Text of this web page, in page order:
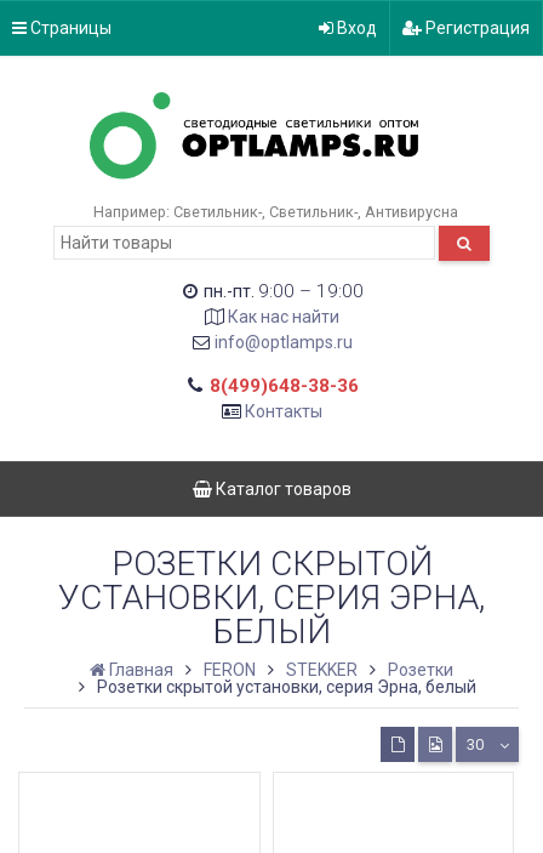
Страницы Вход Регистрация
Например: Светильник- Светильник- Антивирусна
пн.-пт. 9:00 – 19:00
Как нас найти
info@optlamps.ru
8(499)648-38-36
Контакты
Каталог товаров
РОЗЕТКИ СКРЫТОЙ
УСТАНОВКИ, СЕРИЯ ЭРНА,
БЕЛЫЙ
Главная FERON STEKKER
Розетки
Розетки скрытой установки, серия Эрна, белый
30